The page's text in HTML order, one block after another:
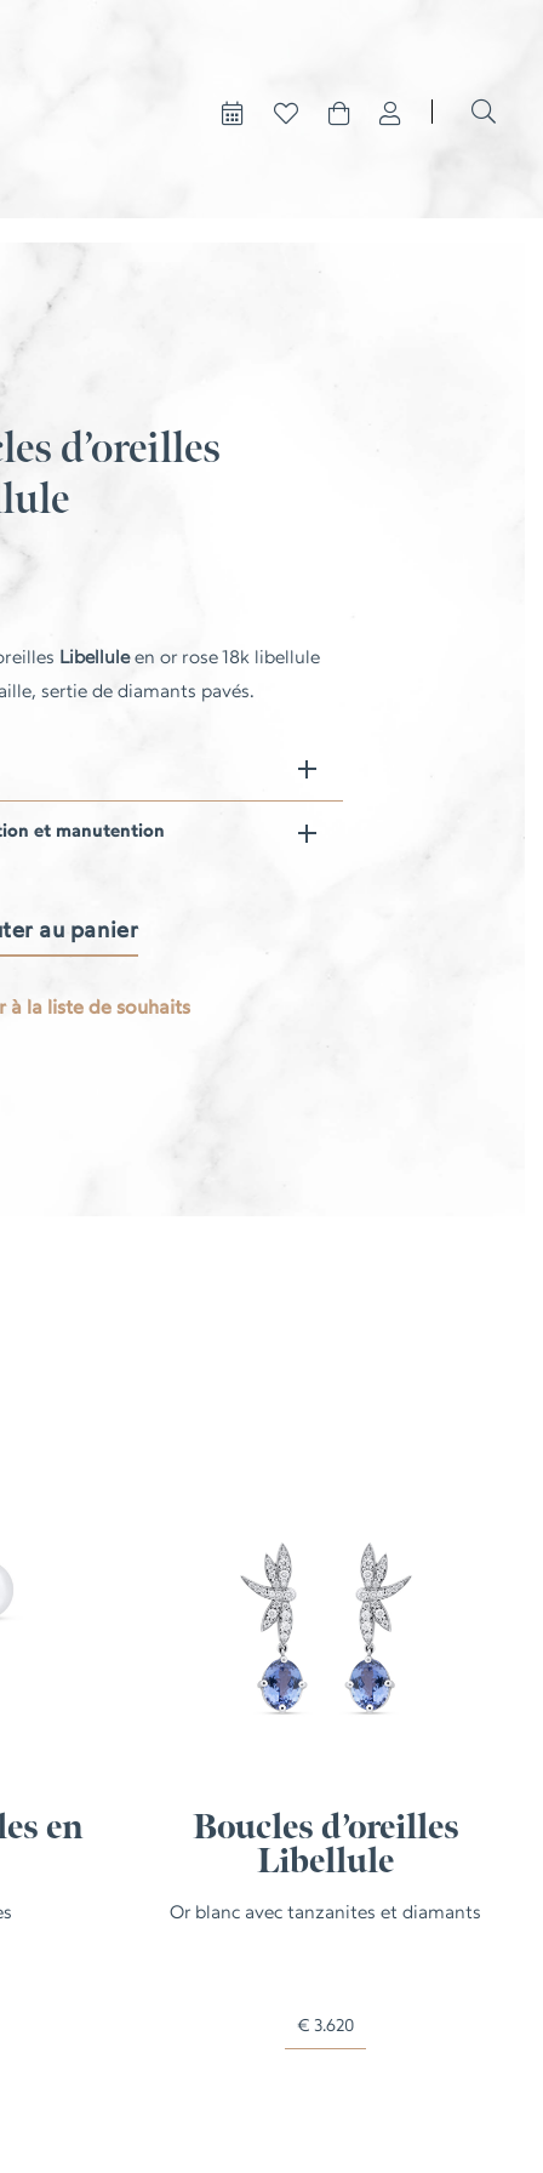
d’oreilles
Libelluleen or rose 18k libellule
sertie de diamants pavés.
et manutention
au panier
à la liste de souhaits
en
Boucles d’oreilles
Libellule
Or blanc avec tanzanites et diamants
€ 3.620